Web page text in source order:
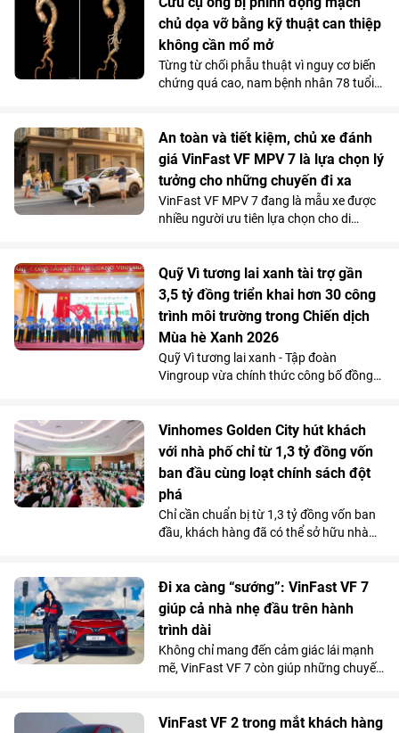
của anh về xe điện. Không gian 7 chỗ
rộng rãi, khả năng tăng tốc mượt và chi
phí sử dụng thấp đến khó tin giúp mẫu
MPV điện vừa trở thành “xe ruột” của
anh trong công việc, vừa phục vụ trọn
chủ dọa vỡ bằng kỹ thuật can thiệp
không cần mổ mở
Từng từ chối phẫu thuật vì nguy cơ biến
chứng quá cao, nam bệnh nhân 78 tuổi
các bác sĩ Vinmec Times City điều trị
thành công. Bí quyết nằm ở kỹ thuật tái
tạo hệ thống mạch tạng mà không cần
mở ngực hay mở bụng.
An toàn và tiết kiệm, chủ xe đánh
giá VinFast VF MPV 7 là lựa chọn lý
tưởng cho những chuyến đi xa
VinFast VF MPV 7 đang là mẫu xe được
nhiều người ưu tiên lựa chọn cho di
mà vẫn tiết kiệm chi phí.
Quỹ Vì tương lai xanh tài trợ gần
3,5 tỷ đồng triển khai hơn 30 công
trình môi trường trong Chiến dịch
Mùa hè Xanh 2026
Quỹ Vì tương lai xanh - Tập đoàn
Vingroup vừa chính thức công bố đồng
Nguồn lực này sẽ được sử dụng để triển
khai hơn 30 công trình môi trường cộng
đồng tại 11 tỉnh, thành phố, góp phần cải
thiện điều kiện sống, bảo vệ môi trường
và mang lại lợi ích cho hơn 100.000
người dân trên cả nước.
Vinhomes Golden City hút khách
với nhà phố chỉ từ 1,3 tỷ đồng vốn
ban đầu cùng loạt chính sách đột
phá
Chỉ cần chuẩn bị từ 1,3 tỷ đồng vốn ban
đầu, khách hàng đã có thể sở hữu nhà
tâm cùng chính sách hỗ trợ lãi suất tốt
bậc nhất thị trường từ chủ đầu tư đang
giúp dự án thu hút người mua ở thực lẫn
nhà đầu tư tìm kiếm sản phẩm có khả
năng khai thác kinh doanh và tăng giá
lâu dài.
Đi xa càng “sướng”: VinFast VF 7
giúp cả nhà nhẹ đầu trên hành
trình dài
Không chỉ mang đến cảm giác lái mạnh
mẽ, VinFast VF 7 còn giúp những chuyến
lái trên mọi cung đường.
VinFast VF 2 trong mắt khách hàng